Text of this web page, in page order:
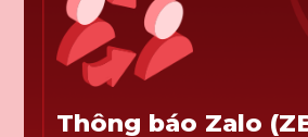
Thông báo Zalo